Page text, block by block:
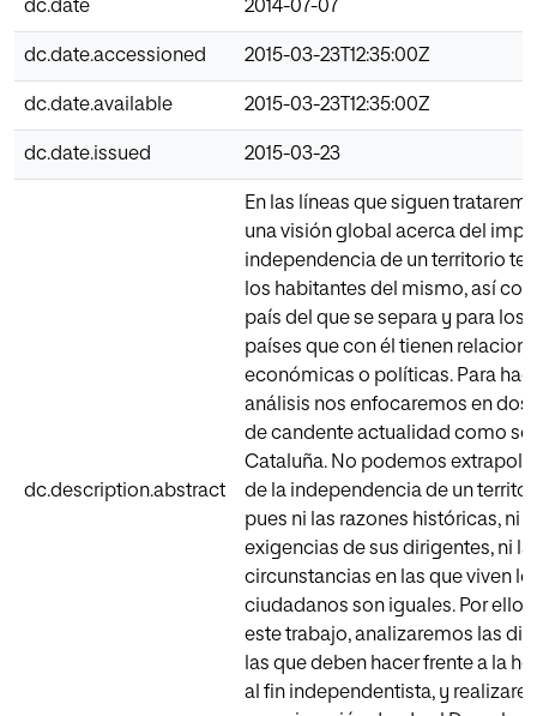
dc.date 2014-07-07
dc.date.accessioned 2015-03-23T12:35:00Z
dc.date.available 2015-03-23T12:35:00Z
dc.date.issued 2015-03-23
dc.description.abstract
En las líneas que siguen
una visión global acerca del
independencia de un territorio
los habitantes del mismo, así
país del que se separa y para los
países que con él tienen
económicas o políticas. Para
análisis nos enfocaremos en dos
de candente actualidad como
Cataluña. No podemos
de la independencia de un
pues ni las razones históricas, ni
exigencias de sus dirigentes, ni
circunstancias en las que viven
ciudadanos son iguales. Por ello,
este trabajo, analizaremos las
las que deben hacer frente a la
al fin independentista, y